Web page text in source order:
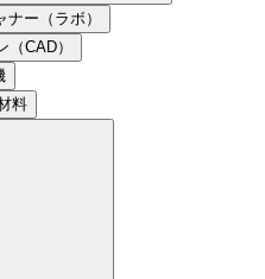
ナー（ラボ）
（CAD）
料